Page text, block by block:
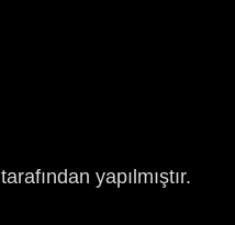
tarafından yapılmıştır.